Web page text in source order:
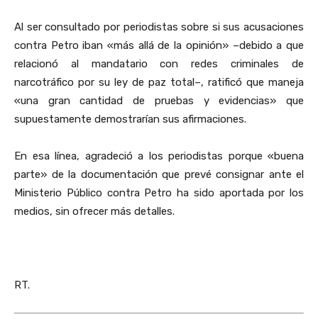
Al ser consultado por periodistas sobre si sus acusaciones
contra Petro iban «más allá de la opinión» –debido a que
relacionó al mandatario con redes criminales de
narcotráfico por su ley de paz total–, ratificó que maneja
«una gran cantidad de pruebas y evidencias» que
supuestamente demostrarían sus afirmaciones.
En esa línea, agradeció a los periodistas porque «buena
parte» de la documentación que prevé consignar ante el
Ministerio Público contra Petro ha sido aportada por los
medios, sin ofrecer más detalles.
RT.